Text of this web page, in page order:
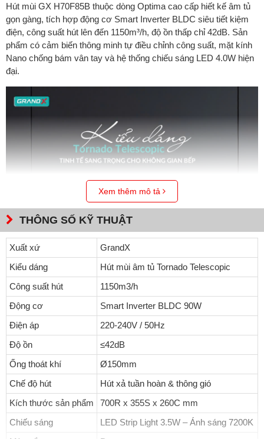
Hút mùi GX H70F85B thuộc dòng Optima cao cấp hiết kế âm tủ
gọn gàng, tích hợp động cơ Smart Inverter BLDC siêu tiết kiệm
điện, công suất hút lên đến 1150m³/h, độ ồn thấp chỉ 42dB. Sản
phẩm có cảm biến thông minh tự điều chỉnh công suất, mặt kính
Nano chống bám vân tay và hệ thống chiếu sáng LED 4.0W hiện
đại.
Hút mùi GX H70F85B thiết kế tối ưu cho không gian bếp hiện
đại
Với kiểu dáng Tornado Telescopic âm tủ, GX H70F85B phù hợp
lắp đặt trong mọi kiểu tủ bếp. Hệ thống hút xả kép: hút tuần hoàn
và thông gió, giúp lọc sạch mùi hiệu quả dù không có đường ống
thoát.
Xem thêm mô tả
THÔNG SỐ KỸ THUẬT
Xuất xứ
GrandX
Kiểu dáng
Hút mùi âm tủ Tornado Telescopic
Công suất hút
1150m3/h
Động cơ
Smart Inverter BLDC 90W
Điện áp
220-240V / 50Hz
Độ ồn
≤42dB
Ống thoát khí
Ø150mm
Chế độ hút
Hút xả tuần hoàn & thông gió
Kích thước sản phẩm
700R x 355S x 260C mm
Chiếu sáng
LED Strip Light 3.5W – Ánh sáng 7200K